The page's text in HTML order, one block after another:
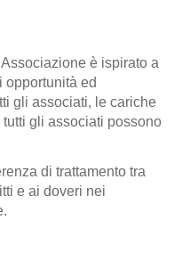
è ispirato a
opportunità ed
gli associati, le cariche
gli associati possono
di trattamento tra
e ai doveri nei